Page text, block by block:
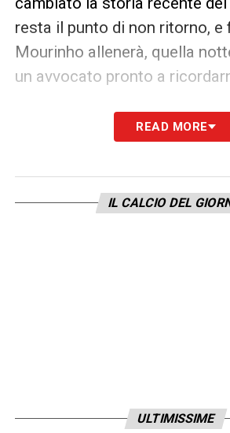
resta il punto di non ritorno, e
Mourinho allenerà, quella
un avvocato pronto a
LA PLAYLIST DELLE NOSTRE
READ MORE
IL CALCIO DEL
ULTIMISSIME